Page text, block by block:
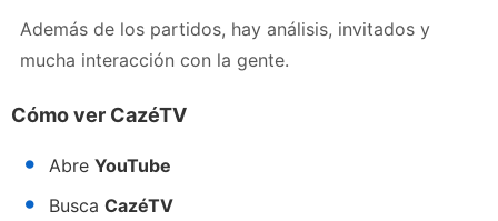
Además de los partidos, hay análisis, invitados y
mucha interacción con la gente.
Cómo ver CazéTV
Abre YouTube
Busca CazéTV